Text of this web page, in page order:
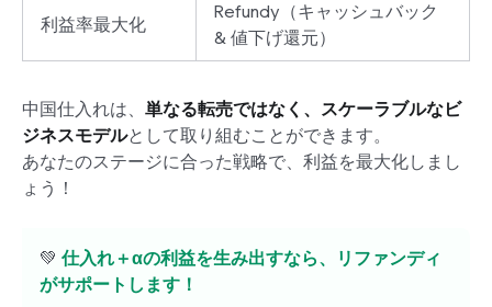
利益率最大化
Refundy（キャッシュバック
& 値下げ還元）
中国仕入れは、 単なる転売ではなく、スケーラブルなビ
ジネスモデルとして取り組むことができます。
あなたのステージに合った戦略で、利益を最大化しまし
ょう！
💚 仕入れ＋αの利益を生み出すなら、リファンディ
がサポートします！